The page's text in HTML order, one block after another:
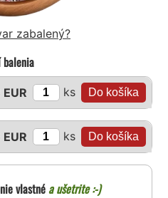
zabalený?
ks
ks
vlastnéa ušetrite :-)